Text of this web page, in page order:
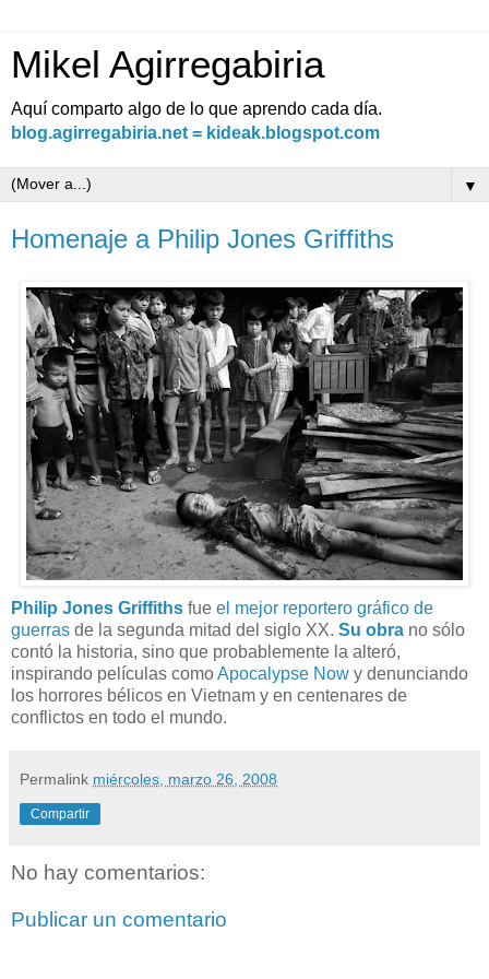
Mikel Agirregabiria
Aquí comparto algo de lo que aprendo cada día.
blog.agirregabiria.net = kideak.blogspot.com
▼
Homenaje a Philip Jones Griffiths
Philip Jones Griffiths fue el mejor reportero gráfico de
guerras de la segunda mitad del siglo XX. Su obra no sólo
contó la historia, sino que probablemente la alteró,
inspirando películas comoApocalypse Now y denunciando
los horrores bélicos en Vietnam y en centenares de
conflictos en todo el mundo.
Permalink miércoles, marzo 26, 2008
Compartir
No hay comentarios:
Publicar un comentario